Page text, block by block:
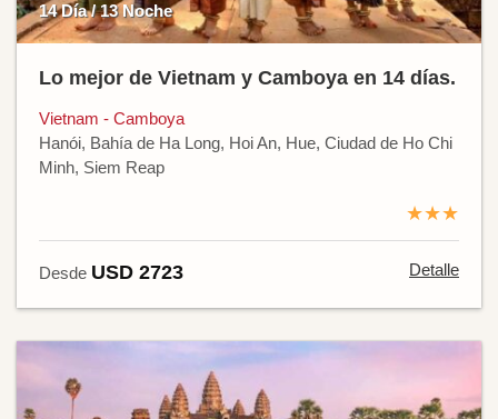
14 Día / 13 Noche
Lo mejor de Vietnam y Camboya en 14 días.
Vietnam - Camboya
Hanói, Bahía de Ha Long, Hoi An, Hue, Ciudad de Ho Chi
Minh, Siem Reap
★★★
Desde USD 2723 Detalle